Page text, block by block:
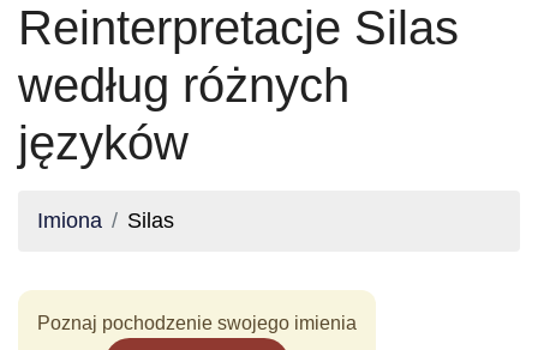
Reinterpretacje Silas
według różnych
języków
Imiona Silas
Poznaj pochodzenie swojego imienia